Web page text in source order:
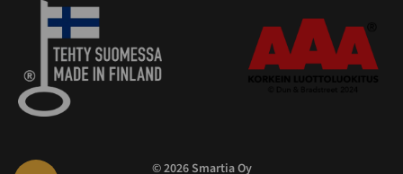
© 2026 Smartia Oy